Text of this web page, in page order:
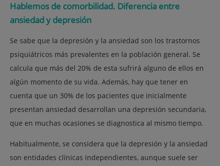
Hablemos de comorbilidad. Diferencia entre
ansiedad y depresión
Se sabe que la depresión y la ansiedad son los trastornos
psiquiátricos más prevalentes en la población general. Se
calcula que más del 20% de esta sufrirá alguno de ellos en
algún momento de su vida. Además, hay que tener en
cuenta que un 30% de los pacientes que inicialmente
presentan ansiedad desarrollan una depresión secundaria,
que en muchas ocasiones se diagnostica al mismo tiempo.
Habitualmente, se considera que la depresión y la ansiedad
son entidades clínicas independientes, aunque suele ser